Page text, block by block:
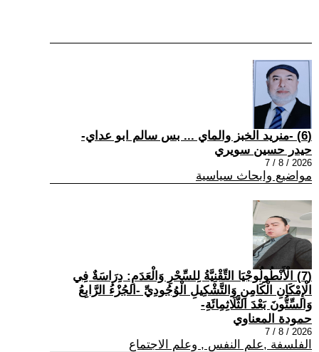
(6) -منريد الخبز والماي ... بس سالم ابو عداي-
حيدر حسين سويري
2026 / 8 / 7
مواضيع وابحاث سياسية
(7) الْأَنْطُولُوجْيَا التِّقْنِيَّةُ لِلسِّحْرِ وَالْعَدَمِ: دِرَاسَةٌ فِي
الْإِمْكَانِ الْكَامِنِ وَالتَّشْكِيلِ الْوُجُودِيِّ -الجُزْءُ الرَّابِعُ
وَالسِّتُّونَ بَعْدَ الثَّلَاثِمِائَةِ-
حمودة المعناوي
2026 / 8 / 7
الفلسفة ,علم النفس , وعلم الاجتماع